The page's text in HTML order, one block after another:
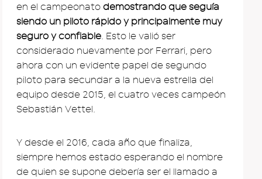
en el campeonato demostrando que seguía
siendo un piloto rápido y principalmente muy
seguro y confiable. Esto le valió ser
considerado nuevamente por Ferrari, pero
ahora con un evidente papel de segundo
piloto para secundar a la nueva estrella del
equipo desde 2015, el cuatro veces campeón
Sebastián Vettel.
Y desde el 2016, cada año que finaliza,
siempre hemos estado esperando el nombre
de quien se supone debería ser el llamado a